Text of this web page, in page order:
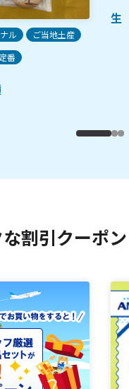
ル
ご当地土産
定番
生
割引クーポ